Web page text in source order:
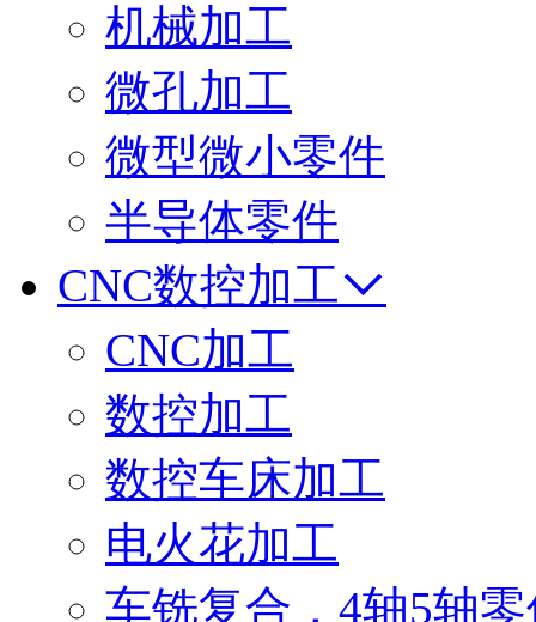
机械加工
微孔加工
微型微小零件
半导体零件
CNC数控加工
CNC加工
数控加工
数控车床加工
电火花加工
车铣复合，4轴5轴